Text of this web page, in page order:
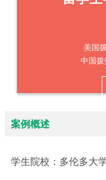
美国
中国
案例概述
学生院校： 多伦多大